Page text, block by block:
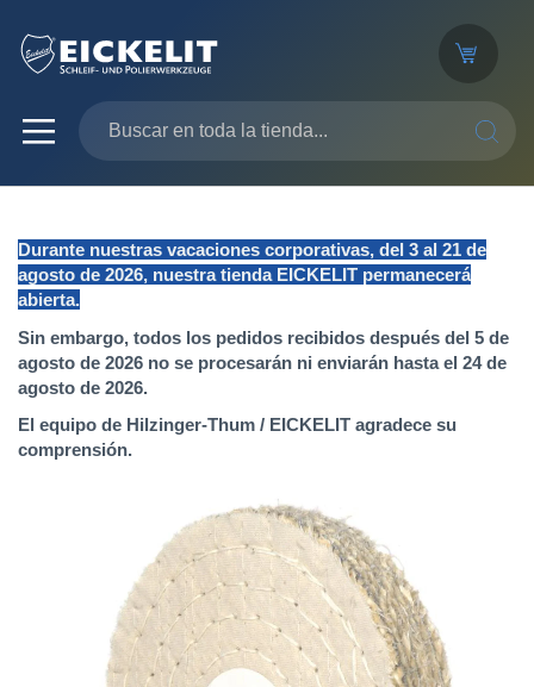
Durante nuestras vacaciones corporativas, del 3 al 21 de
agosto de 2026, nuestra tienda EICKELIT permanecerá
abierta.
Sin embargo, todos los pedidos recibidos después del 5 de
agosto de 2026 no se procesarán ni enviarán hasta el 24 de
agosto de 2026.
El equipo de Hilzinger-Thum / EICKELIT agradece su
comprensión.